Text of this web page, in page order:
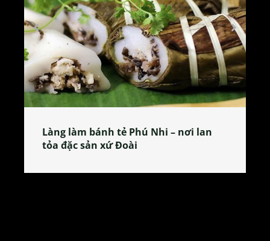
Làng làm bánh tẻ Phú Nhi – nơi lan
tỏa đặc sản xứ Đoài